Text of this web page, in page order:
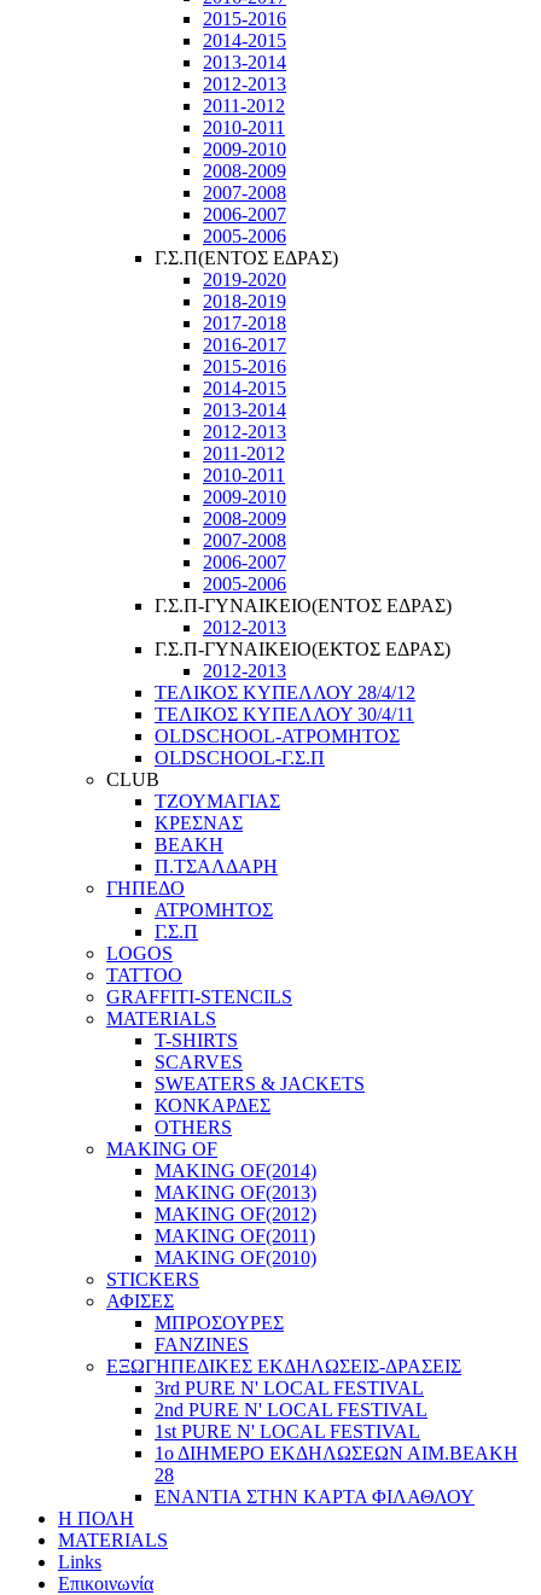
2015-2016
2014-2015
2013-2014
2012-2013
2011-2012
2010-2011
2009-2010
2008-2009
2007-2008
2006-2007
2005-2006
Γ.Σ.Π(ΕΝΤΟΣ ΕΔΡΑΣ)
2019-2020
2018-2019
2017-2018
2016-2017
2015-2016
2014-2015
2013-2014
2012-2013
2011-2012
2010-2011
2009-2010
2008-2009
2007-2008
2006-2007
2005-2006
Γ.Σ.Π-ΓΥΝΑΙΚΕΙΟ(ΕΝΤΟΣ ΕΔΡΑΣ)
2012-2013
Γ.Σ.Π-ΓΥΝΑΙΚΕΙΟ(ΕΚΤΟΣ ΕΔΡΑΣ)
2012-2013
ΤΕΛΙΚΟΣ ΚΥΠΕΛΛΟΥ 28/4/12
ΤΕΛΙΚΟΣ ΚΥΠΕΛΛΟΥ 30/4/11
OLDSCHOOL-ΑΤΡΟΜΗΤΟΣ
OLDSCHOOL-Γ.Σ.Π
CLUB
ΤΖΟΥΜΑΓΙΑΣ
ΚΡΕΣΝΑΣ
ΒΕΑΚΗ
Π.ΤΣΑΛΔΑΡΗ
ΓΗΠΕΔΟ
ΑΤΡΟΜΗΤΟΣ
Γ.Σ.Π
LOGOS
TATTOO
GRAFFITI-STENCILS
MATERIALS
T-SHIRTS
SCARVES
SWEATERS & JACKETS
ΚΟΝΚΑΡΔΕΣ
OTHERS
MAKING OF
MAKING OF(2014)
MAKING OF(2013)
MAKING OF(2012)
MAKING OF(2011)
MAKING OF(2010)
STICKERS
ΑΦΙΣΕΣ
ΜΠΡΟΣΟΥΡΕΣ
FANZINES
ΕΞΩΓΗΠΕΔΙΚΕΣ EΚΔΗΛΩΣΕΙΣ-ΔΡΑΣΕΙΣ
3rd PURE N' LOCAL FESTIVAL
2nd PURE N' LOCAL FESTIVAL
1st PURE N' LOCAL FESTIVAL
1ο ΔΙΗΜΕΡΟ ΕΚΔΗΛΩΣΕΩΝ ΑΙΜ.ΒΕΑΚΗ
28
ΕΝΑΝΤΙΑ ΣΤΗΝ ΚΑΡΤΑ ΦΙΛΑΘΛΟΥ
Η ΠΟΛΗ
MATERIALS
Links
Επικοινωνία